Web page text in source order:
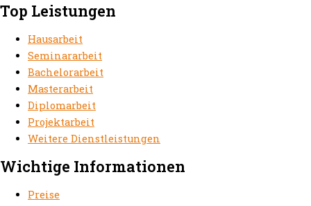
Top Leistungen
Hausarbeit
Seminararbeit
Bachelorarbeit
Masterarbeit
Diplomarbeit
Projektarbeit
Weitere Dienstleistungen
Wichtige Informationen
Preise